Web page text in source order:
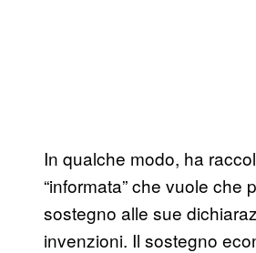
In qualche modo, ha
“informata” che vuole
sostegno alle sue
invenzioni. Il sostegno